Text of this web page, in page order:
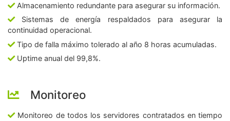
Almacenamiento redundante para asegurar su información.
Sistemas de energía respaldados para asegurar la
continuidad operacional.
Tipo de falla máximo tolerado al año 8 horas acumuladas.
Uptime anual del 99,8%.
Monitoreo
Monitoreo de todos los servidores contratados en tiempo